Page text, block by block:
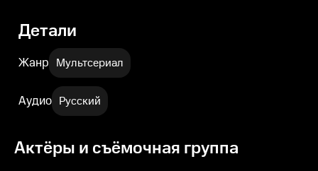
Детали
Жанр Мультсериал
Аудио Русский
Актёры и съёмочная группа